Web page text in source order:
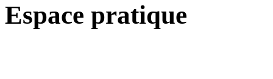
Espace pratique